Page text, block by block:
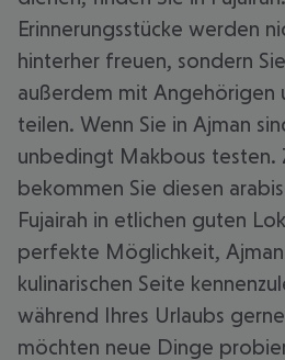
Erinnerungsstücke werden
hinterher freuen, sondern
außerdem mit Angehörigen
teilen. Wenn Sie in Ajman
unbedingt Makbous testen.
bekommen Sie diesen
Fujairah in etlichen guten
perfekte Möglichkeit,
kulinarischen Seite
während Ihres Urlaubs
möchten neue Dinge